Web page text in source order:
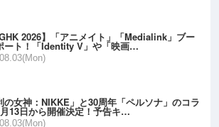
2026】「アニメイト」「Medialink」ブー
ート！「Identity V」や「映画…
の女神：NIKKE」と30周年「ペルソナ」のコラ
13日から開催決定！予告キ…